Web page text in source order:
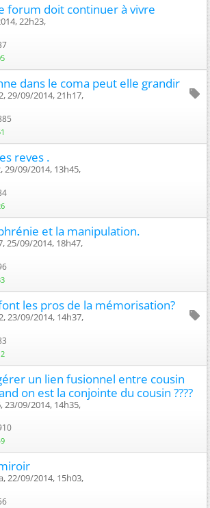
forum doit continuer à vivre
22h23,
dans le coma peut elle grandir
29/09/2014, 21h17,
reves .
09/2014, 13h45,
et la manipulation.
25/09/2014, 18h47,
les pros de la mémorisation?
23/09/2014, 14h37,
un lien fusionnel entre cousin
on est la conjointe du cousin ????
09/2014, 14h35,
22/09/2014, 15h03,